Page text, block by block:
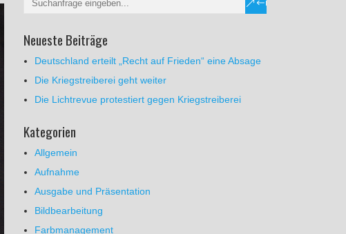
Neueste Beiträge
Deutschland erteilt „Recht auf Frieden“ eine Absage
Die Kriegstreiberei geht weiter
Die Lichtrevue protestiert gegen Kriegstreiberei
Kategorien
Allgemein
Aufnahme
Ausgabe und Präsentation
Bildbearbeitung
Farbmanagement